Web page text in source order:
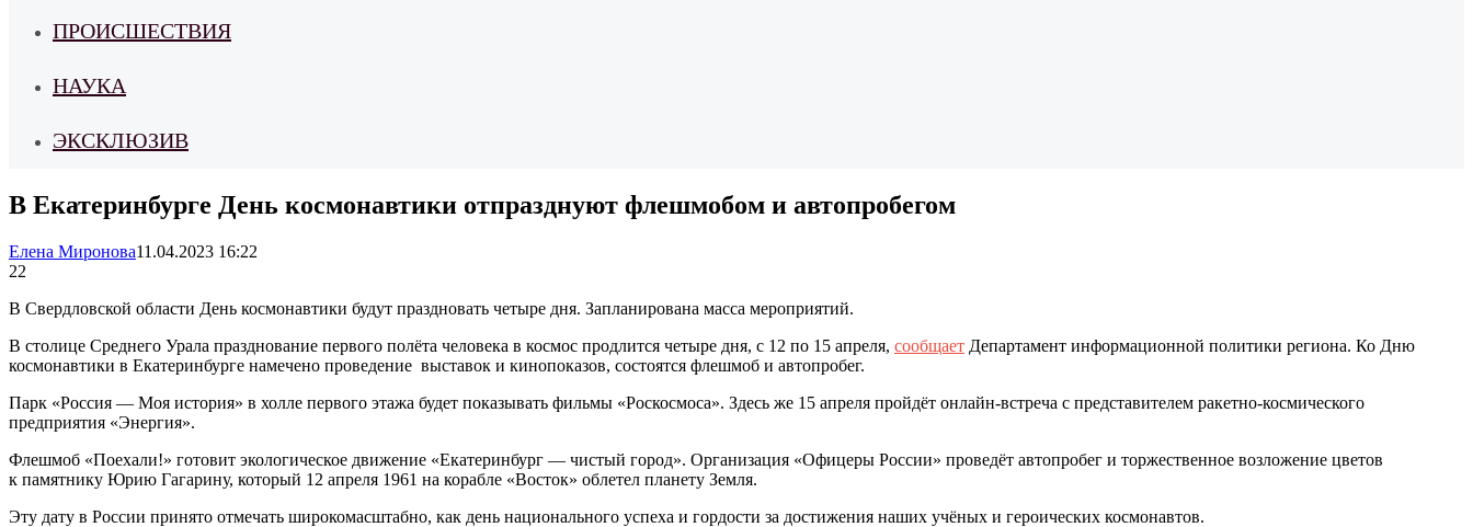
ПРОИСШЕСТВИЯ
НАУКА
ЭКСКЛЮЗИВ
В Екатеринбурге День космонавтики отпразднуют флешмобом и автопробегом
Елена Миронова11.04.2023 16:22
22
В Свердловской области День космонавтики будут праздновать четыре дня. Запланирована масса мероприятий.
В столице Среднего Урала празднование первого полёта человека в космос продлится четыре дня, с 12 по 15 апреля, сообщает Департамент информационной политики региона. Ко Дню
космонавтики в Екатеринбурге намечено проведение выставок и кинопоказов, состоятся флешмоб и автопробег.
Парк «Россия — Моя история» в холле первого этажа будет показывать фильмы «Роскосмоса». Здесь же 15 апреля пройдёт онлайн-встреча с представителем ракетно-космического
предприятия «Энергия».
Флешмоб «Поехали!» готовит экологическое движение «Екатеринбург — чистый город». Организация «Офицеры России» проведёт автопробег и торжественное возложение цветов
к памятнику Юрию Гагарину, который 12 апреля 1961 на корабле «Восток» облетел планету Земля.
Эту дату в России принято отмечать широкомасштабно, как день национального успеха и гордости за достижения наших учёных и героических космонавтов.